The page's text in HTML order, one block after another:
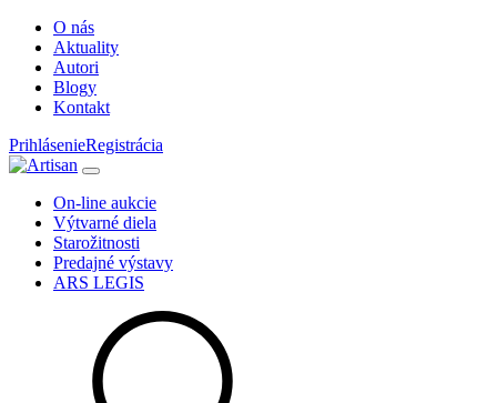
O nás
Aktuality
Autori
Blogy
Kontakt
PrihlásenieRegistrácia
On-line aukcie
Výtvarné diela
Starožitnosti
Predajné výstavy
ARS LEGIS